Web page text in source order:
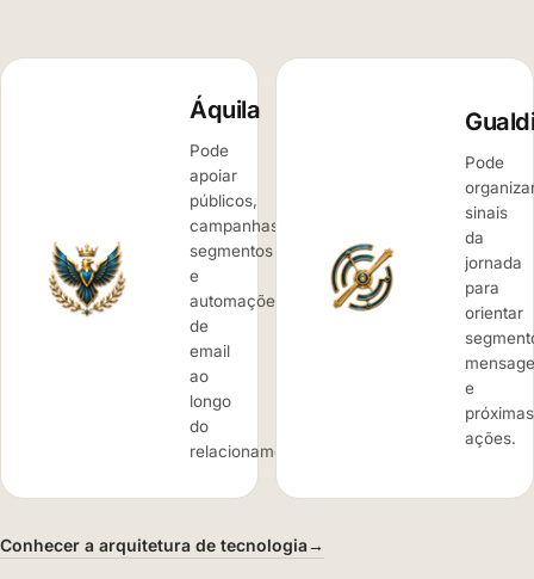
Áquila
Pode
apoiar
públicos,
campanhas,
segmentos
e
automações
de
email
ao
longo
do
relacionamento.
Pode
sinais
da
jornada
para
orientar
e
próximas
ações.
Conhecer a arquitetura de tecnologia→